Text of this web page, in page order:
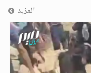
المزيد